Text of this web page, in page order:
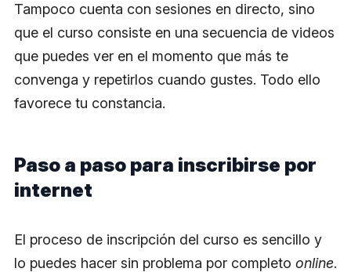
Tampoco cuenta con sesiones en directo, sino
que el curso consiste en una secuencia de videos
que puedes ver en el momento que más te
convenga y repetirlos cuando gustes. Todo ello
favorece tu constancia.
Paso a paso para inscribirse por
internet
El proceso de inscripción del curso es sencillo y
lo puedes hacer sin problema por completo online.